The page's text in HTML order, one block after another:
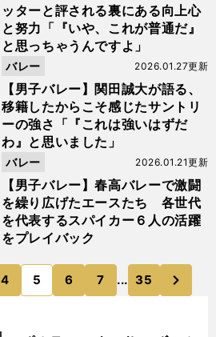
ッターと評される裏にある向上心
と努力「『いや、これが普通だ』
と思っちゃうんですよ」
【男子バレー】関田誠大が語る、
移籍したからこそ感じたサントリ
ーの強さ「『これは強いはずだ
わ』と思いました」
2026.01.27更新
バレー
【男子バレー】春高バレーで激闘
を繰り広げたエースたち 各世代
を代表するスパイカー６人の活躍
をプレイバック
2026.01.21更新
バレー
4 5 6 7 ... 35